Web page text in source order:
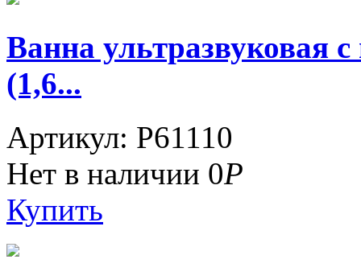
Ванна ультразвуковая
(1,6...
Артикул: P61110
Нет в наличии 0Р
Купить